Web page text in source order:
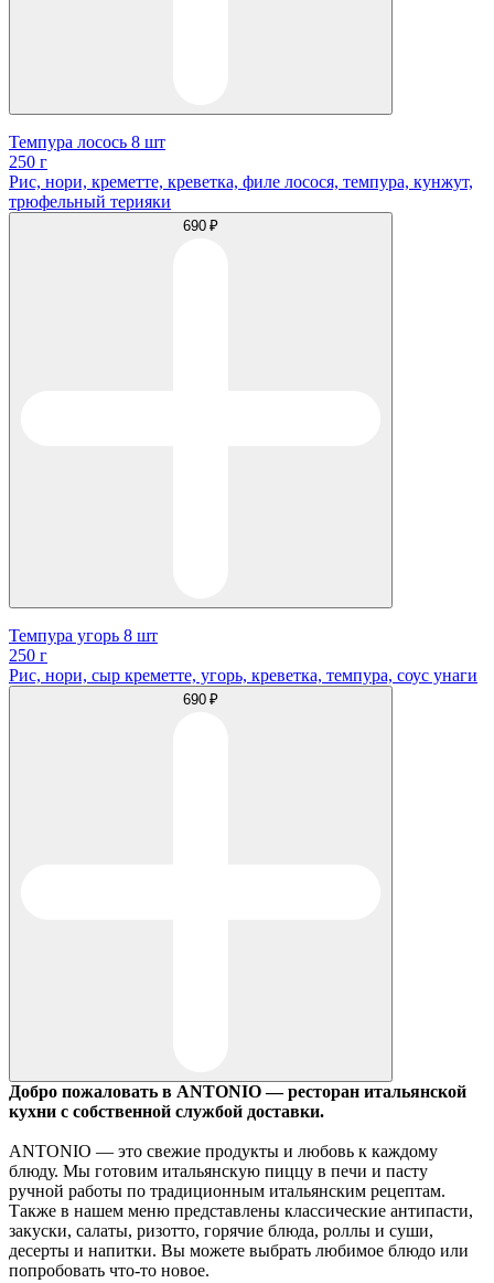
Темпура лосось 8 шт
250 г
Рис, нори, креметте, креветка, филе лосося, темпура, кунжут,
трюфельный терияки
690 ₽
Темпура угорь 8 шт
250 г
Рис, нори, сыр креметте, угорь, креветка, темпура, соус унаги
690 ₽
Добро пожаловать в ANTONIO — ресторан итальянской
кухни с собственной службой доставки.
ANTONIO — это свежие продукты и любовь к каждому
блюду. Мы готовим итальянскую пиццу в печи и пасту
ручной работы по традиционным итальянским рецептам.
Также в нашем меню представлены классические антипасти,
закуски, салаты, ризотто, горячие блюда, роллы и суши,
десерты и напитки. Вы можете выбрать любимое блюдо или
попробовать что-то новое.